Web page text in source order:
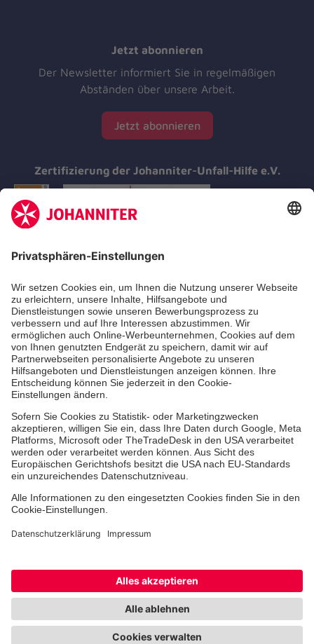
Jetzt abonnieren
Der Newsletter informiert Sie in regelmäßigen
Abständen über unsere Arbeit.
Jetzt abonnieren
Zertifizierung der Johanniter-Unfall-Hilfe e.V.
Aus- & Fortbildungen
Erste-Hilfe-Kurse
Jobs & Ehrenamt
Freiwilligendienst
Spendenprojekte
Johanniter-Jugend
Einrichtungen
Cookie-Einstellungen Datenschutz Barrierefreiheit
Impressum Kontakt Widerruf